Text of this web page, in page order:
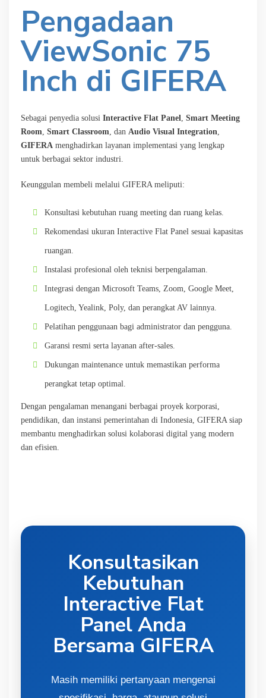
Pengadaan
ViewSonic 75
Inch di GIFERA
Sebagai penyedia solusi Interactive Flat Panel
Smart Meeting
Room Smart Classroom , dan Audio Visual Integration
GIFERA menghadirkan layanan implementasi yang lengkap
untuk berbagai sektor industri.
Keunggulan membeli melalui GIFERA meliputi:
Konsultasi kebutuhan ruang meeting dan ruang kelas.
Rekomendasi ukuran Interactive Flat Panel sesuai kapasitas
ruangan.
Instalasi profesional oleh teknisi berpengalaman.
Integrasi dengan Microsoft Teams, Zoom, Google Meet,
Logitech, Yealink, Poly, dan perangkat AV lainnya.
Pelatihan penggunaan bagi administrator dan pengguna.
Garansi resmi serta layanan after-sales.
Dukungan maintenance untuk memastikan performa
perangkat tetap optimal.
Dengan pengalaman menangani berbagai proyek korporasi,
pendidikan, dan instansi pemerintahan di Indonesia, GIFERA siap
membantu menghadirkan solusi kolaborasi digital yang modern
dan efisien.
Konsultasikan
Kebutuhan
Interactive Flat
Panel Anda
Bersama GIFERA
Masih memiliki pertanyaan mengenai